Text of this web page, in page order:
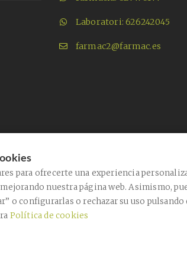
Laboratori: 626242045
farmac2@farmac.es
para ofrecerte una experiencia
nuestra página web. Asimismo,
o configurarlas o rechazar su uso
Política de cookies